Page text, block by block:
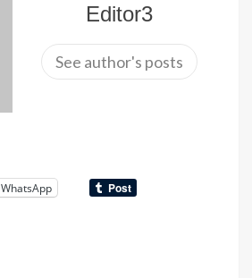
Editor3
See author's posts
WhatsApp